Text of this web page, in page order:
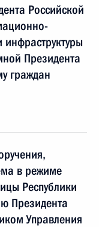
Российской
Президента
граждан
в режиме
Республики
Президента
Управления